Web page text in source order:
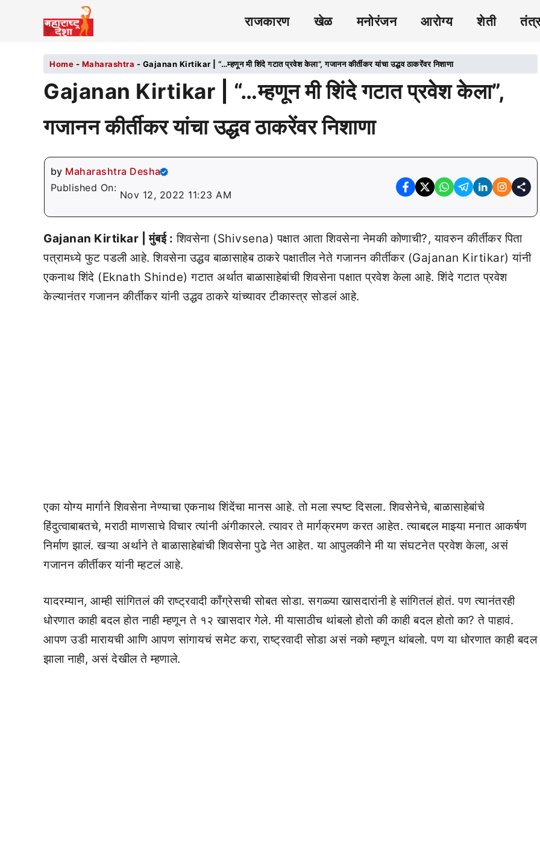
राजकारण खेळ मनोरंजन आरोग्य शेती
Home - Maharashtra - Gajanan Kirtikar | “…म्हणून मी शिंदे गटात प्रवेश केला”, गजानन कीर्तीकर यांचा उद्धव ठाकरेंवर निशाणा
Gajanan Kirtikar | “…म्हणून मी शिंदे गटात प्रवेश केला”,
गजानन कीर्तीकर यांचा उद्धव ठाकरेंवर निशाणा
by Maharashtra Desha
Published On:
Nov 12, 2022 11:23 AM
Gajanan Kirtikar | मुंबई : शिवसेना (Shivsena) पक्षात आता शिवसेना नेमकी कोणाची?, यावरुन कीर्तीकर पिता
पत्रामध्ये फुट पडली आहे. शिवसेना उद्धव बाळासाहेब ठाकरे पक्षातील नेते गजानन कीर्तीकर (Gajanan Kirtikar) यांनी
एकनाथ शिंदे (Eknath Shinde) गटात अर्थात बाळासाहेबांची शिवसेना पक्षात प्रवेश केला आहे. शिंदे गटात प्रवेश
केल्यानंतर गजानन कीर्तीकर यांनी उद्धव ठाकरे यांच्यावर टीकास्त्र सोडलं आहे.
एका योग्य मार्गाने शिवसेना नेण्याचा एकनाथ शिंदेंचा मानस आहे. तो मला स्पष्ट दिसला. शिवसेनेचे, बाळासाहेबांचे
हिंदुत्वाबाबतचे, मराठी माणसाचे विचार त्यांनी अंगीकारले. त्यावर ते मार्गक्रमण करत आहेत. त्याबद्दल माझ्या मनात आकर्षण
निर्माण झालं. खऱ्या अर्थाने ते बाळासाहेबांची शिवसेना पुढे नेत आहेत. या आपुलकीने मी या संघटनेत प्रवेश केला, असं
गजानन कीर्तीकर यांनी म्हटलं आहे.
यादरम्यान, आम्ही सांगितलं की राष्ट्रवादी काँग्रेसची सोबत सोडा. सगळ्या खासदारांनी हे सांगितलं होतं. पण त्यानंतरही
धोरणात काही बदल होत नाही म्हणून ते १२ खासदार गेले. मी यासाठीच थांबलो होतो की काही बदल होतो का? ते पाहावं.
आपण उडी मारायची आणि आपण सांगायचं समेट करा, राष्ट्रवादी सोडा असं नको म्हणून थांबलो. पण या धोरणात काही बदल
झाला नाही, असं देखील ते म्हणाले.